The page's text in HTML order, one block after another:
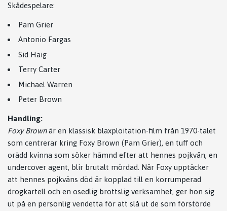
Skådespelare:
Pam Grier
Antonio Fargas
Sid Haig
Terry Carter
Michael Warren
Peter Brown
Handling:
Foxy Brownär en klassisk blaxploitation-film från 1970-talet
som centrerar kring Foxy Brown (Pam Grier), en tuff och
orädd kvinna som söker hämnd efter att hennes pojkvän, en
undercover agent, blir brutalt mördad. När Foxy upptäcker
att hennes pojkväns död är kopplad till en korrumperad
drogkartell och en osedlig brottslig verksamhet, ger hon sig
ut på en personlig vendetta för att slå ut de som förstörde